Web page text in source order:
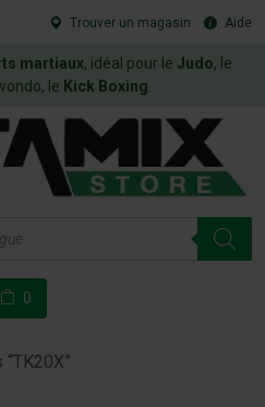
Trouver un magasin Aide
martiaux, idéal pour le Judo, le
le Kick Boxing
0